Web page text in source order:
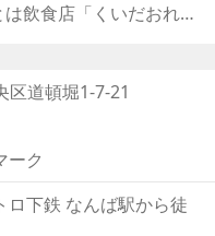
飲食店「くいだおれ」
掲げ「くいだおれ」食
ろう）氏が、子供たち
、谷崎潤一郎の小説
チーフにもなった淡路
る職人二代目 由良亀
区道頓堀1-7-21
ーク
ロ下鉄 なんば駅から徒